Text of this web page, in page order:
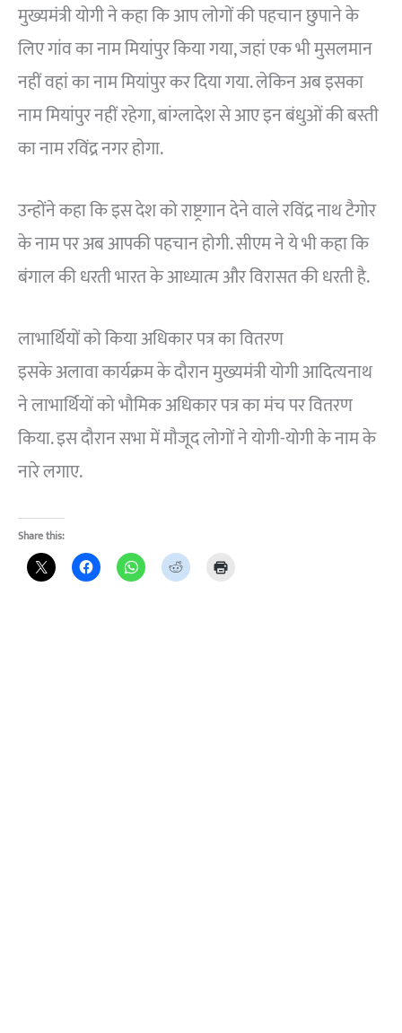
मुख्यमंत्री योगी ने कहा कि आप लोगों की पहचान छुपाने के
लिए गांव का नाम मियांपुर किया गया, जहां एक भी मुसलमान
नहीं वहां का नाम मियांपुर कर दिया गया. लेकिन अब इसका
नाम मियांपुर नहीं रहेगा, बांग्लादेश से आए इन बंधुओं की बस्ती
का नाम रविंद्र नगर होगा.
उन्होंने कहा कि इस देश को राष्ट्रगान देने वाले रविंद्र नाथ टैगोर
के नाम पर अब आपकी पहचान होगी. सीएम ने ये भी कहा कि
बंगाल की धरती भारत के आध्यात्म और विरासत की धरती है.
लाभार्थियों को किया अधिकार पत्र का वितरण
इसके अलावा कार्यक्रम के दौरान मुख्यमंत्री योगी आदित्यनाथ
ने लाभार्थियों को भौमिक अधिकार पत्र का मंच पर वितरण
किया. इस दौरान सभा में मौजूद लोगों ने योगी-योगी के नाम के
नारे लगाए.
Share this: